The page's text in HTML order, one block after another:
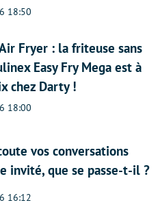
18:50
Fryer : la friteuse sans
Easy Fry Mega est à
chez Darty !
18:00
vos conversations
invité, que se passe-t-il ?
16:12